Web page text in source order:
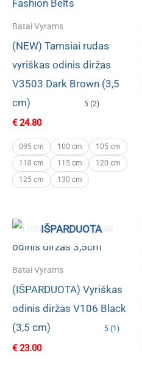
Batai Vyrams
(NEW) Tamsiai rudas
vyriškas odinis diržas
V3503 Dark Brown (3,5
cm)
5 (2)
€24.80
095 cm 100 cm
105 cm
110 cm
115 cm
120 cm
125 cm
130 cm
IŠPARDUOTA
Batai Vyrams
(IŠPARDUOTA) Vyriškas
odinis diržas V106 Black
(3,5 cm)
5 (1)
€23.00